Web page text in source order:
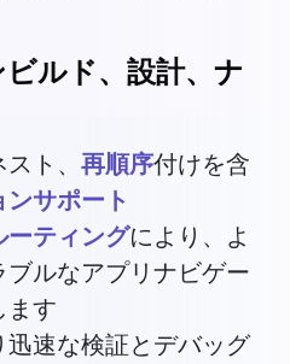
ルド、設計、ナ
ト、 再順序付けを含
サポート
ーティングにより、よ
ブルなアプリナビゲー
ます
迅速な検証とデバッグ